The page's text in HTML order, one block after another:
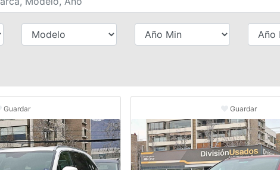
Guardar Guardar